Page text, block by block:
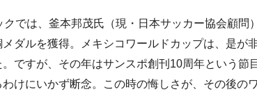
では、釜本邦茂氏（現・日本サッカー協会顧問
ダルを獲得。メキシコワールドカップは、是が
ですが、その年はサンスポ創刊10周年という節
けにいかず断念。この時の悔しさが、その後の